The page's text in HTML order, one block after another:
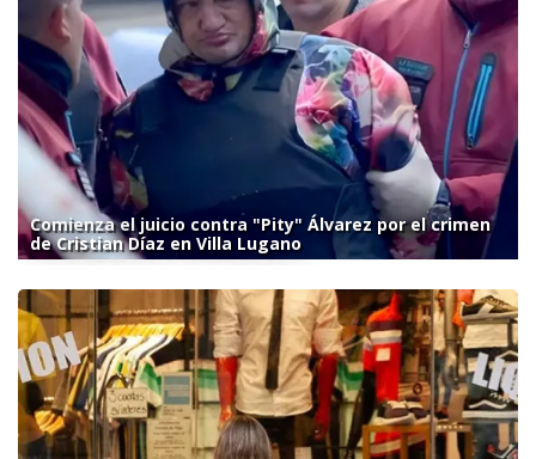
Comienza el juicio contra "Pity" Álvarez por el crimen
de Cristian Díaz en Villa Lugano